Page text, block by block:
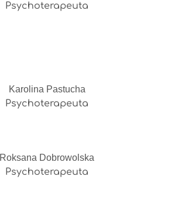
Psychoterapeuta
Karolina Pastucha
Psychoterapeuta
Roksana Dobrowolska
Psychoterapeuta